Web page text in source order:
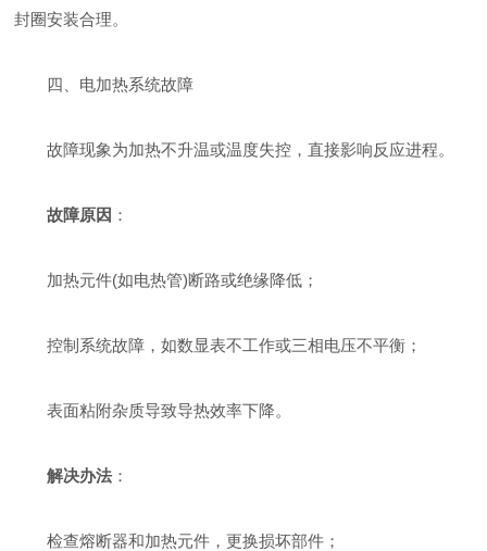
封圈安装合理。
四、电加热系统故障
故障现象为加热不升温或温度失控，直接影响反应进程。
故障原因 ：
加热元件(如电热管)断路或绝缘降低；
控制系统故障，如数显表不工作或三相电压不平衡；
表面粘附杂质导致导热效率下降。
解决办法 ：
检查熔断器和加热元件，更换损坏部件；